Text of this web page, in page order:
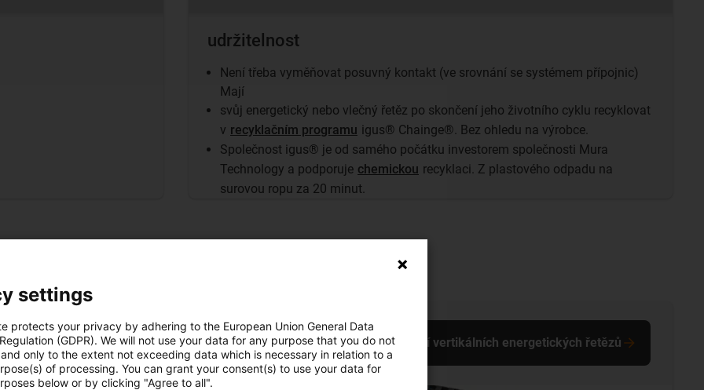
udržitelnost
Není třeba vyměňovat posuvný kontakt (ve srovnání se systémem přípojnic)
Mají
svůj energetický nebo vlečný řetěz po skončení jeho životního cyklu recyklovat
v recyklačním programu igus® Chainge®. Bez ohledu na výrobce.
Společnost igus® je od samého počátku investorem společnosti Mura
Technology a podporuje chemickou recyklaci. Z plastového odpadu na
surovou ropu za 20 minut.
systémy
Přejít na systém guidelok slimline Vedení vertikálních energetických řetězů
settings
protects your privacy by adhering to the European Union General Data
(GDPR). We will not use your data for any purpose that you do not
only to the extent not exceeding data which is necessary in relation to a
of processing. You can grant your consent(s) to use your data for
below or by clicking "Agree to all".